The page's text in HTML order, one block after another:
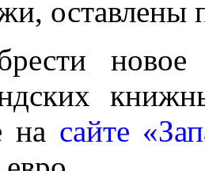
оставлены
на сайте